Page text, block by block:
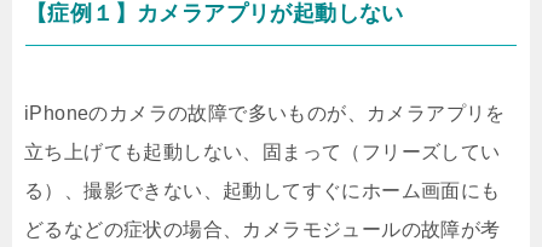
【症例１】カメラアプリが起動しない
iPhoneのカメラの故障で多いものが、カメラアプリを
立ち上げても起動しない、固まって（フリーズしてい
る）、撮影できない、起動してすぐにホーム画面にも
どるなどの症状の場合、カメラモジュールの故障が考